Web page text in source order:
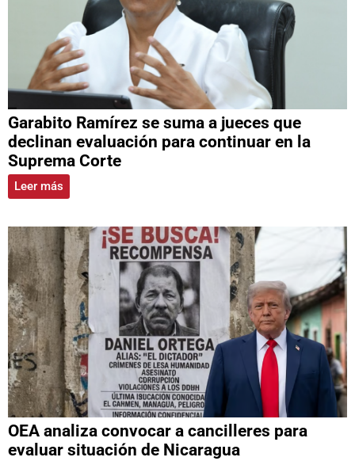
Garabito Ramírez se suma a jueces que
declinan evaluación para continuar en la
Suprema Corte
Leer más
OEA analiza convocar a cancilleres para
evaluar situación de Nicaragua